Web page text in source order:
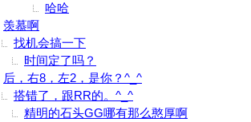
哈哈
羡慕啊
找机会搞一下
时间定了吗？
后，右8，左2，是你？^_^
搭错了，跟RR的。^_^
精明的石头GG哪有那么憨厚啊